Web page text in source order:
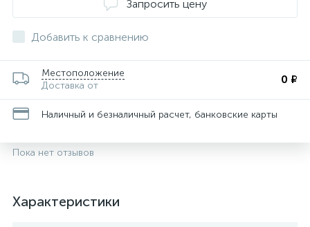
Запросить цену
Добавить к сравнению
Местоположение
Доставка от
0 ₽
Наличный и безналичный расчет, банковские карты
Пока нет отзывов
Характеристики